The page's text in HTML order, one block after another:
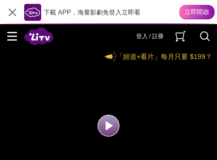
下載 APP，海量影劇免登入立即看
登入 / 註冊
「頻道+看片」每月只要 $199？